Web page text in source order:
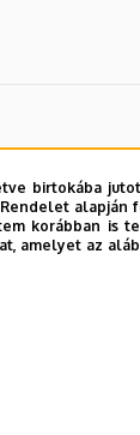
birtokába
korábban
amelyet az